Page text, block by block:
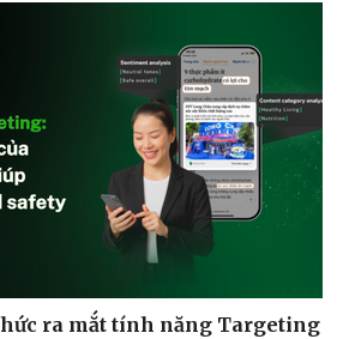
ra mắt tính năng Targeting